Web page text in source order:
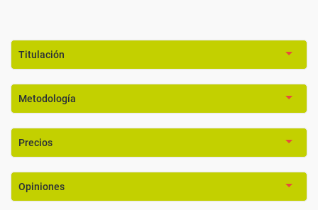
Titulación
Metodología
Precios
Opiniones